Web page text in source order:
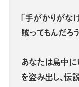
「手がかりが
賊ってもんだろう
あなたは島中
を盗み出し、伝